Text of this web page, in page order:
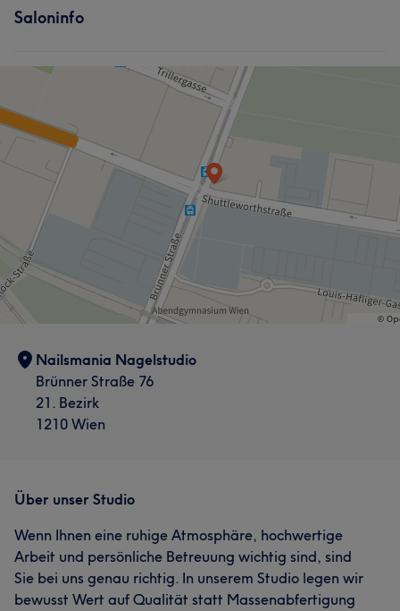
Saloninfo
Nailsmania Nagelstudio
Brünner Straße 76
21. Bezirk
1210 Wien
Über unser Studio
Wenn Ihnen eine ruhige Atmosphäre, hochwertige
Arbeit und persönliche Betreuung wichtig sind, sind
Sie bei uns genau richtig. In unserem Studio legen wir
bewusst Wert auf Qualität statt Massenabfertigung